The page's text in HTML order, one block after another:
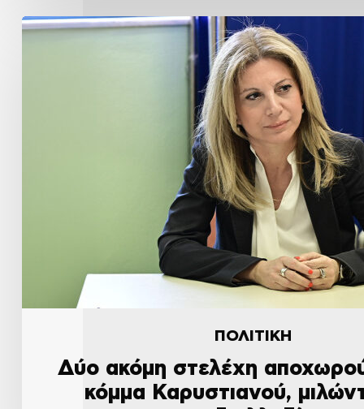
ΠΟΛΙΤΙΚΗ
Δύο ακόμη στελέχη
κόμμα Καρυστιανού,